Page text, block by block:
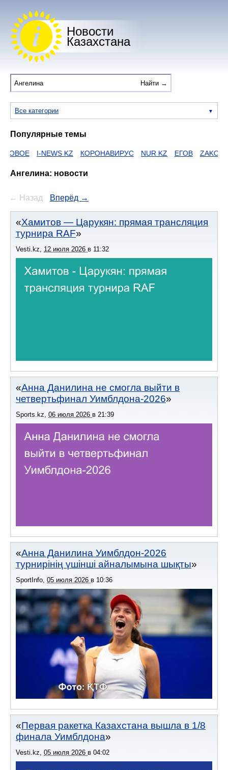
Новости
Казахстана
Все категории
Популярные темы
I-NEWS KZ КОРОНАВИРУС NUR KZ ЕГОВ ZAKON HTTPS
Ангелина: новости
← Назад Вперёд →
Хамитов — Царукян: прямая трансляция
турнира RAF
Vesti.kz, 12 июля 2026 в 11:32
Анна Данилина не смогла выйти в
четвертьфинал Уимблдона-2026
Sports.kz 06 июля 2026 в 21:39
Анна Данилина Уимблдон-2026
турнирінің үшінші айналымына шықты
SportInfo 05 июля 2026 в 10:36
Первая ракетка Казахстана вышла в 1/8
финала Уимблдона
Vesti.kz, 05 июля 2026 в 04:02